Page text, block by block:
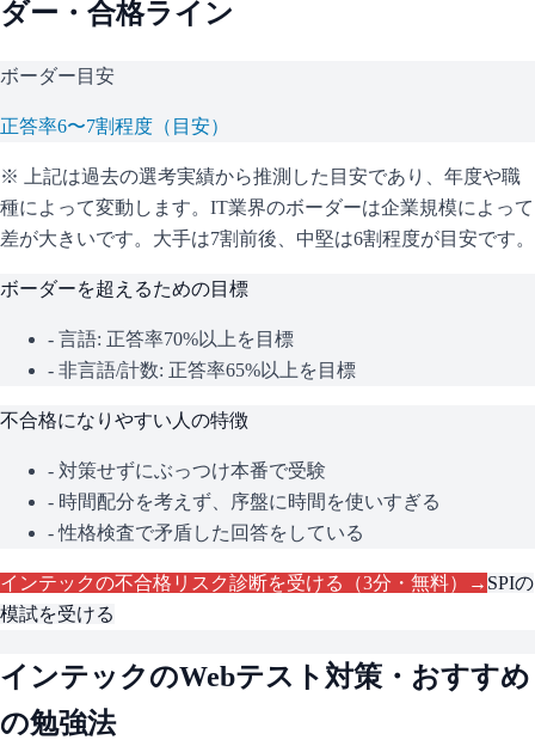
ダー・合格ライン
ボーダー目安
正答率6〜7割程度（目安）
※ 上記は過去の選考実績から推測した目安であり、年度や職
種によって変動します。 IT業界のボーダーは企業規模によって
差が大きいです。大手は7割前後、中堅は6割程度が目安です。
ボーダーを超えるための目標
- 言語: 正答率70%以上を目標
- 非言語/計数: 正答率65%以上を目標
不合格になりやすい人の特徴
- 対策せずにぶっつけ本番で受験
- 時間配分を考えず、序盤に時間を使いすぎる
- 性格検査で矛盾した回答をしている
インテックの不合格リスク診断を受ける（3分・無料）→ SPIの
模試を受ける
インテックのWebテスト対策・おすすめ
の勉強法